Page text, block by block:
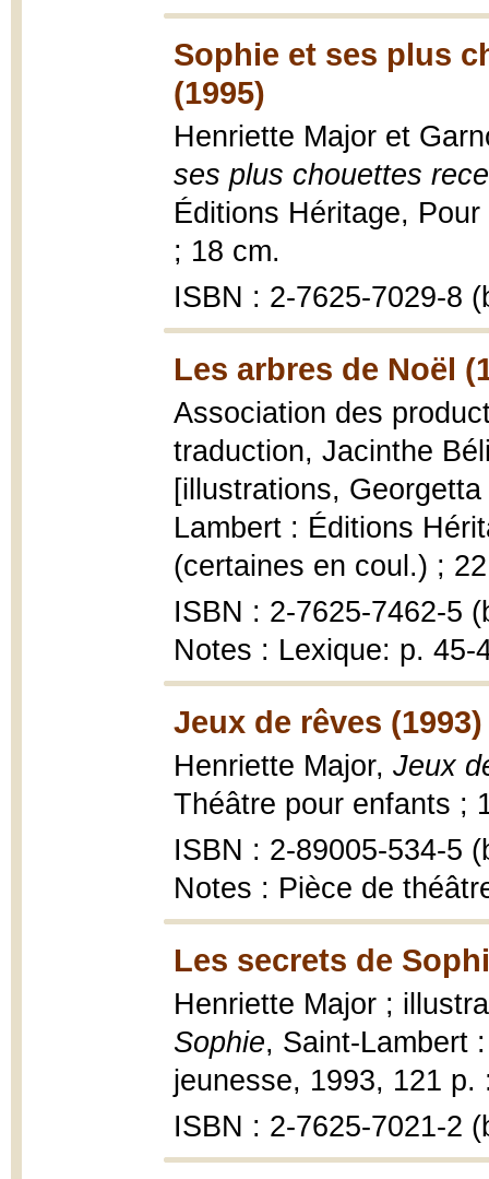
Sophie et ses plus
(1995)
Henriette Major et
ses plus chouettes
Éditions Héritage,
; 18 cm.
ISBN : 2-7625-7029-8
Les arbres de Noël
Association des
traduction, Jacinthe
[illustrations,
Lambert : Éditions
(certaines en coul.) ;
ISBN : 2-7625-7462-5
Notes : Lexique: p. 45-
Jeux de rêves (1993)
Henriette Major, Jeux
Théâtre pour enfants ;
ISBN : 2-89005-534-5
Notes : Pièce de
Les secrets de
Henriette Major ;
Sophie, Saint-Lambert
jeunesse, 1993, 121 p.
ISBN : 2-7625-7021-2